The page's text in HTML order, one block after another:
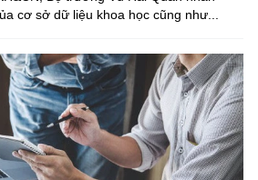
cơ sở dữ liệu khoa học cũng như...